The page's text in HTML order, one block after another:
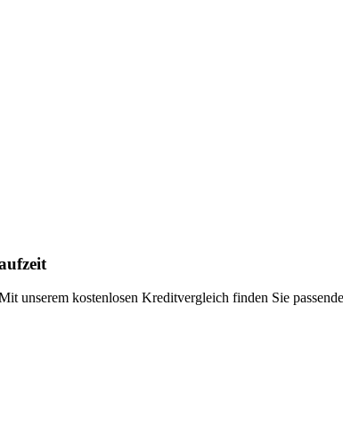
unserem kostenlosen Kreditvergleich finden Sie